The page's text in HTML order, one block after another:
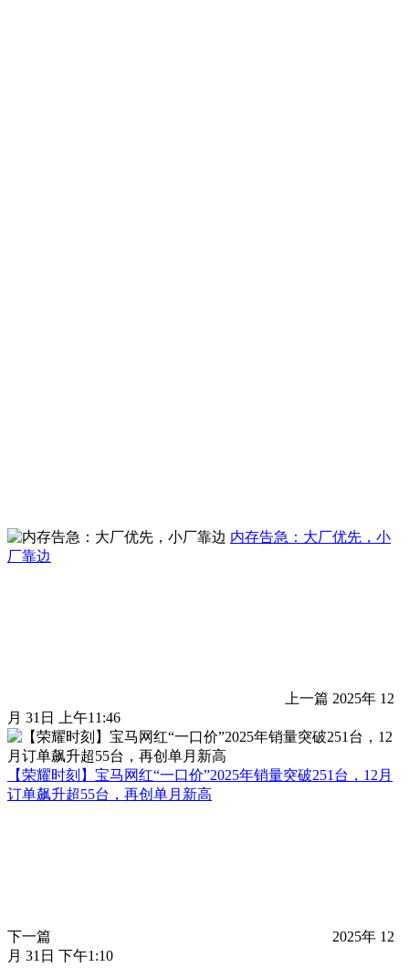
内存告急：大厂优先，小
厂靠边
上一篇 2025年 12
月 31日 上午11:46
【荣耀时刻】宝马网红“一口价”2025年销量突破251台，12月
订单飙升超55台，再创单月新高
下一篇
2025年 12
月 31日 下午1:10